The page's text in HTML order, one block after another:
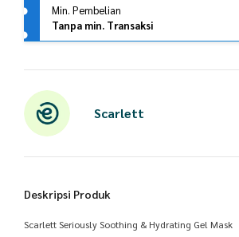
Min. Pembelian
Tanpa min. Transaksi
Scarlett
Deskripsi Produk
Scarlett Seriously Soothing & Hydrating Gel Mask